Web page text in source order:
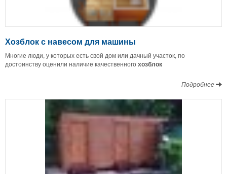
Хозблок с навесом для машины
Многие люди, у которых есть свой дом или дачный участок, по
достоинству оценили наличие качественногохозблок
Подробнее